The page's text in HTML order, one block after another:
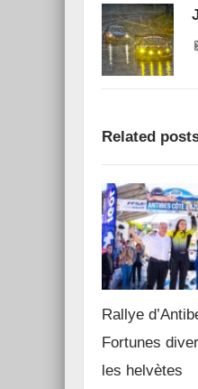
Related
Rallye
Fortunes
les helvètes